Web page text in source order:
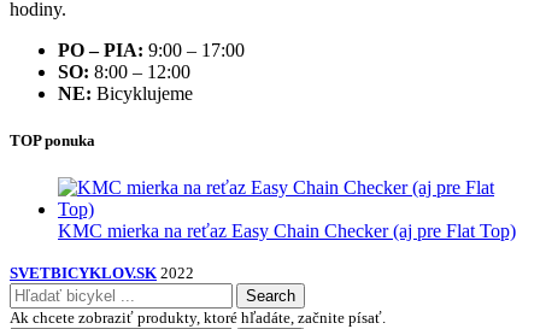
hodiny.
PO – PIA: 9:00 – 17:00
SO: 8:00 – 12:00
NE: Bicyklujeme
TOP ponuka
KMC mierka na reťaz Easy Chain Checker (aj pre Flat Top)
SVETBICYKLOV.SK 2022
Search
Ak chcete zobraziť produkty, ktoré hľadáte, začnite písať.